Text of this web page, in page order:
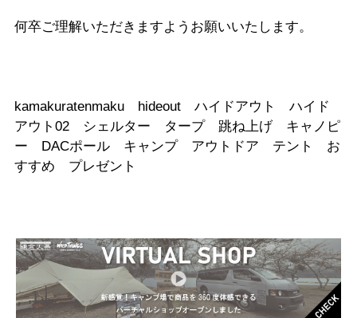
何卒ご理解いただきますようお願いいたします。
kamakuratenmaku hideout ハイドアウト ハイド
アウト02 シェルター タープ 跳ね上げ キャノピ
ー DACポール キャンプ アウトドア テント お
すすめ プレゼント